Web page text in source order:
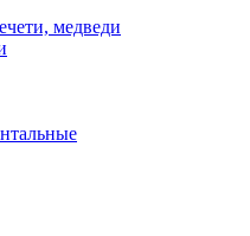
медведи